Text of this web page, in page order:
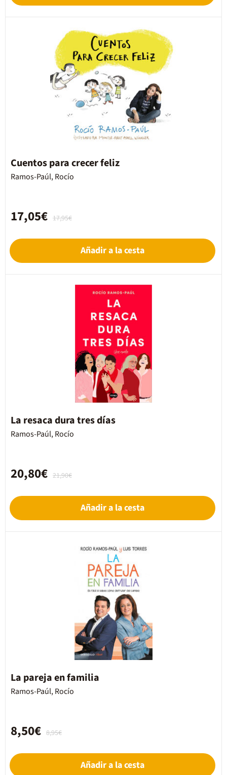
Cuentos para crecer feliz
Ramos-Paúl, Rocío
17,95€
17,05€
Añadir a la cesta
La resaca dura tres días
Ramos-Paúl, Rocío
21,90€
20,80€
Añadir a la cesta
La pareja en familia
Ramos-Paúl, Rocío
8,95€
8,50€
Añadir a la cesta